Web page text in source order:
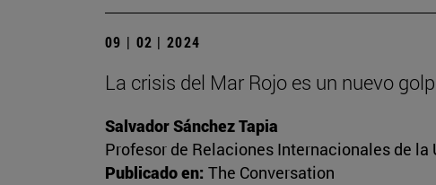
09 | 02 | 2024
La crisis del Mar Rojo es un nuevo
Salvador Sánchez Tapia
Profesor de Relaciones Internacionales de la
Publicado en: The Conversation